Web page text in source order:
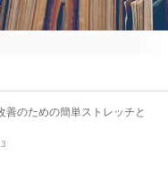
善のための簡単ストレッチと